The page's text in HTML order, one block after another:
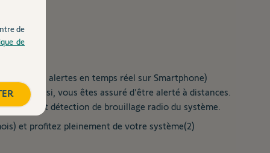
intrus, alertes en temps réel sur Smartphone)
! Ainsi, vous êtes assuré d'être alerté à distances.
et détection de brouillage radio du système.
et profitez pleinement de votre système(2)
de
de